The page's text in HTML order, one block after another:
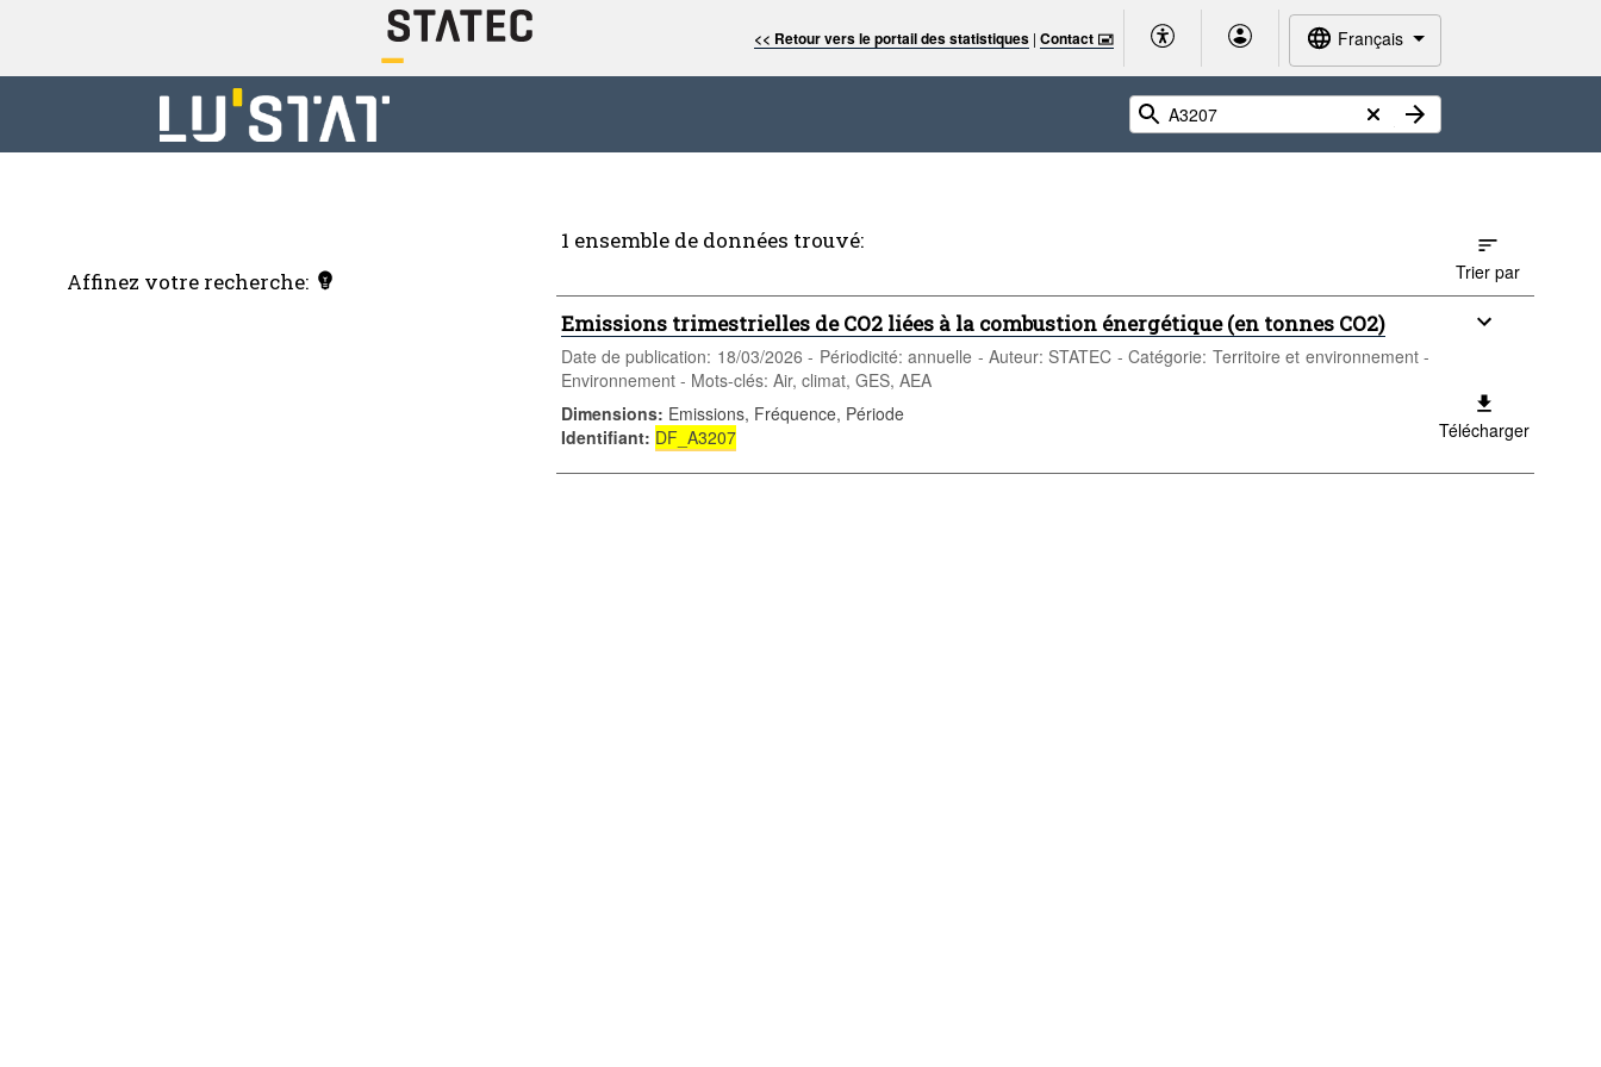
<< Retour vers le portail des statistiques |Contact 🖃 Français
Affinez votre recherche:
1 ensemble de données trouvé:
Trier par
Emissions trimestrielles de CO2 liées à la combustion énergétique (en tonnes CO2)
Date de publication: 18/03/2026 - Périodicité: annuelle - Auteur: STATEC - Catégorie: Territoire et environnement -
Environnement - Mots-clés: Air, climat, GES, AEA
Dimensions: Emissions, Fréquence, Période
Identifiant: DF_A3207 Télécharger